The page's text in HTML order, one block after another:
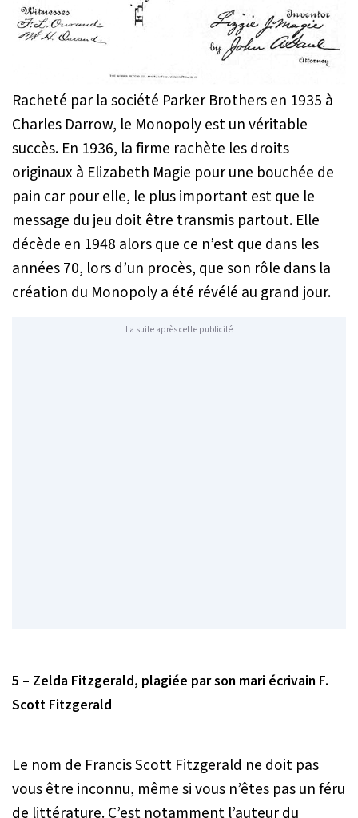
Racheté par la société Parker Brothers en 1935 à
Charles Darrow, le Monopoly est un véritable
succès. En 1936, la firme rachète les droits
originaux à Elizabeth Magie pour une bouchée de
pain car pour elle, le plus important est que le
message du jeu doit être transmis partout. Elle
décède en 1948 alors que ce n’est que dans les
années 70, lors d’un procès, que son rôle dans la
création du Monopoly a été révélé au grand jour.
La suite après cette publicité
5 – Zelda Fitzgerald, plagiée par son mari écrivain F.
Scott Fitzgerald
Le nom de Francis Scott Fitzgerald ne doit pas
vous être inconnu, même si vous n’êtes pas un féru
de littérature. C’est notamment l’auteur du